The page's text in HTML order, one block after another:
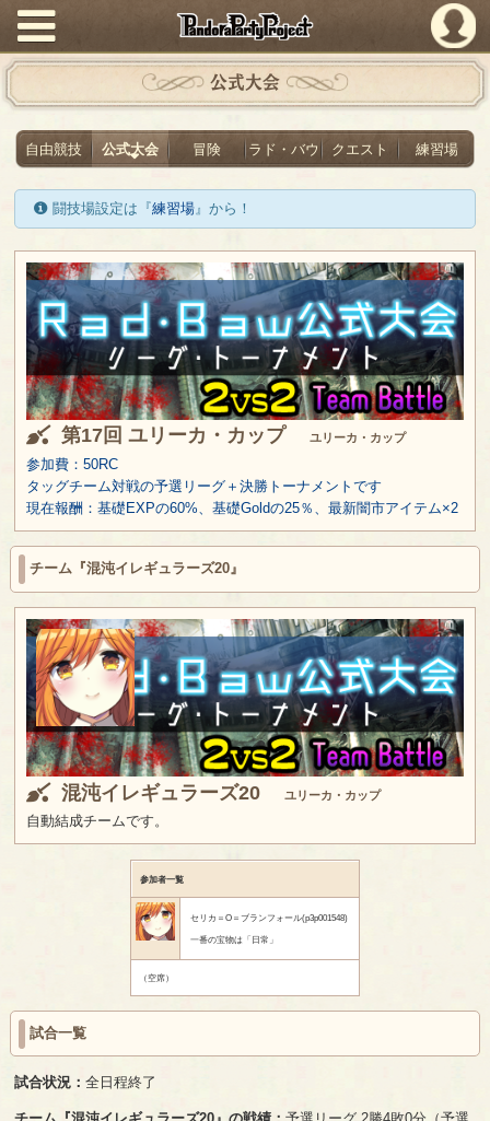
PandoraPartyProject
公式大会
自由競技 公式大会 冒険 ラド・バウ クエスト 練習場
闘技場設定は『練習場』から！
第17回 ユリーカ・カップ ユリーカ・カップ
参加費：50RC
タッグチーム対戦の予選リーグ＋決勝トーナメントです
現在報酬：基礎EXPの60%、基礎Goldの25％、最新闇市アイテム×2
チーム『混沌イレギュラーズ20』
混沌イレギュラーズ20 ユリーカ・カップ
自動結成チームです。
参加者一覧
セリカ＝O＝ブランフォール(p3p001548)
一番の宝物は「日常」
（空席）
試合一覧
試合状況：全日程終了